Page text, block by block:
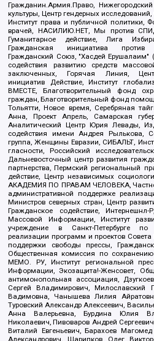
Гражданин.Армия.Право,
культуры, Центр гендерных
Институт права и публичной политики,
врачей, НАСИЛИЮ.НЕТ, Мы против
Гуманитарное действие, Лига
Гражданская инициатива против
Гражданский Союз, "Хасдей Ерушалаим"
содействия развитию средств
заключенных, Горячая Линия,
инициатив Действие, Институт
ВМЕСТЕ, Благотворительный фонд
граждан, Благотворительный фонд
Тольятти, Новое время, Серебряная
Анна, Проект Апрель, Самарская
Аналитический Центр Юрия Левады,
содействия имени Андрея Рылькова,
группа, Женщины Евразии, СИБАЛЬТ,
гласности, Российский
Дальневосточный центр развития
партнерства, Пермский региональный
действие, Центр независимых
АКАДЕМИЯ ПО ПРАВАМ ЧЕЛОВЕКА,
административной поддержке
Министров северных стран, Центр
Гражданское содействие,
Массовой Информации, Институт
учреждение в Санкт-Петербурге по
реализации программ и проектов
поддержки свободы прессы,
Общественная комиссия по
МЕМО. РУ, Институт региональной
Информации, Экозащита!-Женсовет,
антимонопольная ассоциация,
Сергей Владимирович,
Вадимовна, Чанышева Лилия
Туровский Александр Алексеевич,
Анна Валерьевна, Бурдина Юлия
Николаевич, Пивоваров Андрей
Виталий Евгеньевич, Барахоев